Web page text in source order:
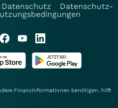
Datenschutz
Datenschutz-
Finanzinformationen benötigen, hilft